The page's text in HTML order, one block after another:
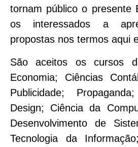
tornam público o presente
os interessados a
propostas nos termos aqui
São aceitos os cursos
Economia; Ciências
Publicidade;
Design; Ciência da
Desenvolvimento de
Tecnologia da